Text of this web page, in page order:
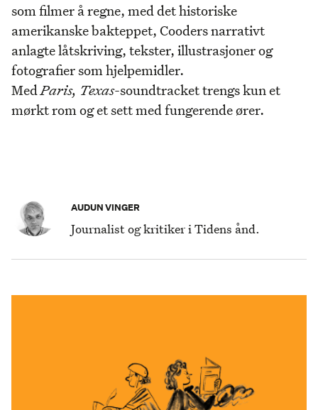
som filmer å regne, med det historiske
amerikanske bakteppet, Cooders narrativt
anlagte låtskriving, tekster, illustrasjoner og
fotografier som hjelpemidler.
Med Paris, Texas-soundtracket trengs kun et
mørkt rom og et sett med fungerende ører.
AUDUN VINGER
Journalist og kritiker i Tidens ånd.